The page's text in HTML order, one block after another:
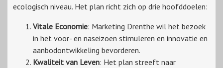
ecologisch niveau. Het plan richt zich op drie hoofddoelen:
Vitale Economie: Marketing Drenthe wil het bezoek
in het voor- en naseizoen stimuleren en innovatie en
aanbodontwikkeling bevorderen.
Kwaliteit van Leven: Het plan streeft naar